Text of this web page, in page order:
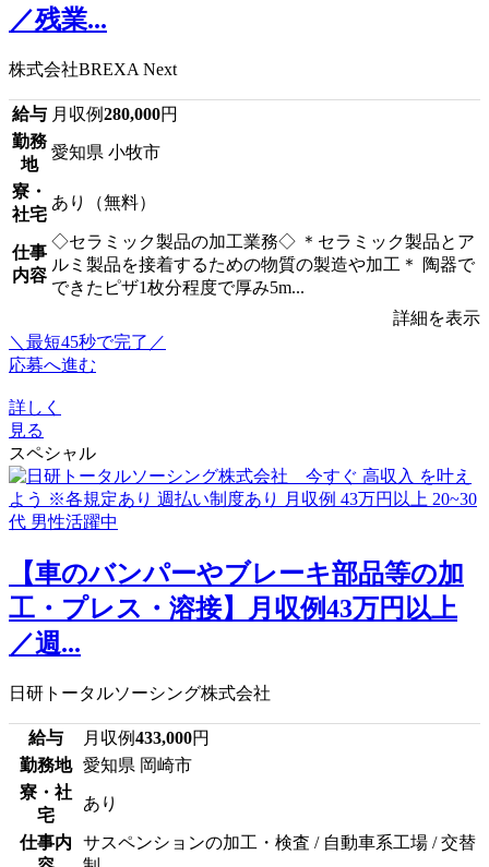
／残業...
株式会社BREXA Next
給与 月収例280,000円
勤務
地
愛知県 小牧市
寮・
社宅
あり（無料）
仕事
内容
◇セラミック製品の加工業務◇ ＊セラミック製品とア
ルミ製品を接着するための物質の製造や加工＊ 陶器で
できたピザ1枚分程度で厚み5m...
詳細を表示
＼最短45秒で完了／
応募へ進む
詳しく
見る
スペシャル
【車のバンパーやブレーキ部品等の加
工・プレス・溶接】月収例43万円以上
／週...
日研トータルソーシング株式会社
給与 月収例433,000円
勤務地
愛知県 岡崎市
寮・社
宅
あり
仕事内
サスペンションの加工・検査 / 自動車系工場 / 交替